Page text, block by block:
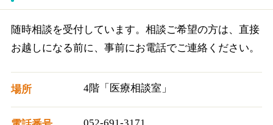
随時相談を受付しています。相談ご希望の方は、直接
お越しになる前に、事前にお電話でご連絡ください。
場所 4階「医療相談室」